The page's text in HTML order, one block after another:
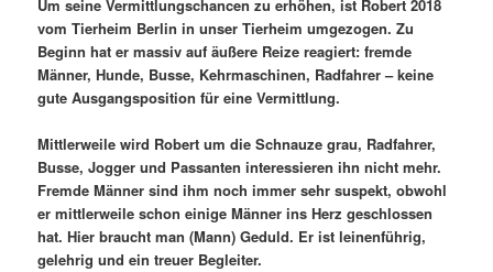
Um seine Vermittlungschancen zu erhöhen, ist Robert 2018
vom Tierheim Berlin in unser Tierheim umgezogen. Zu
Beginn hat er massiv auf äußere Reize reagiert: fremde
Männer, Hunde, Busse, Kehrmaschinen, Radfahrer – keine
gute Ausgangsposition für eine Vermittlung.
Mittlerweile wird Robert um die Schnauze grau, Radfahrer,
Busse, Jogger und Passanten interessieren ihn nicht mehr.
Fremde Männer sind ihm noch immer sehr suspekt, obwohl
er mittlerweile schon einige Männer ins Herz geschlossen
hat. Hier braucht man (Mann) Geduld. Er ist leinenführig,
gelehrig und ein treuer Begleiter.